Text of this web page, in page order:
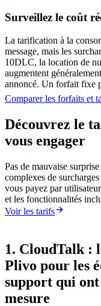
Surveillez le coût
La tarification à la
message, mais les
10DLC, la location de
augmentent
annoncé. Un forfait fixe
Comparer les forfaits et
Découvrez le
vous engager
Pas de mauvaise
complexes de
vous payez par
et les fonctionnalités
Voir les tarifs
1. CloudTalk :
Plivo pour les
support qui ont
mesure